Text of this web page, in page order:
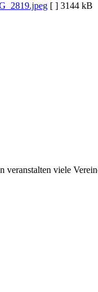
[ ] 3144 kB
veranstalten viele